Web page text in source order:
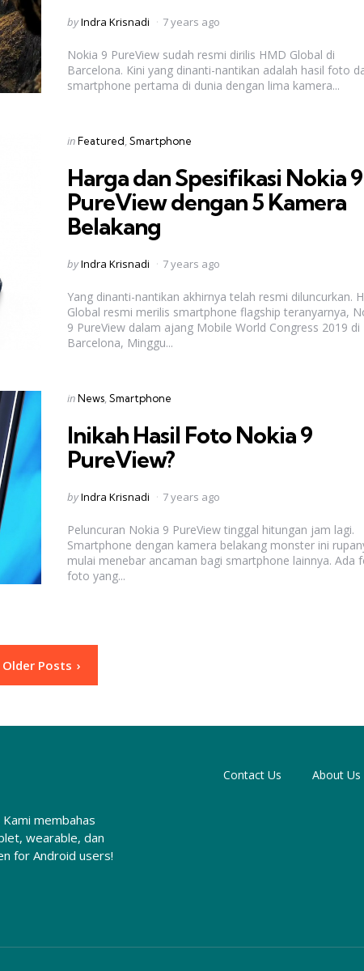
Posted
byIndra Krisnadi 7 years ago
Nokia 9 PureView sudah resmi dirilis HMD Global di
Barcelona. Kini yang dinanti-nantikan adalah hasil foto
smartphone pertama di dunia dengan lima kamera...
Categories
Posted
inFeatured Smartphone
Harga dan Spesifikasi Nokia 9
PureView dengan 5 Kamera
Belakang
Posted
byIndra Krisnadi 7 years ago
Yang dinanti-nantikan akhirnya telah resmi diluncurkan.
Global resmi merilis smartphone flagship teranyarnya,
9 PureView dalam ajang Mobile World Congress 2019 di
Barcelona, Minggu...
Categories
Posted
inNews Smartphone
Inikah Hasil Foto Nokia 9
PureView?
Posted
byIndra Krisnadi 7 years ago
Peluncuran Nokia 9 PureView tinggal hitungan jam lagi.
Smartphone dengan kamera belakang monster ini
mulai menebar ancaman bagi smartphone lainnya. Ada
foto yang...
Older Posts
membahas
wearable, dan
for Android users!
Contact Us About Us